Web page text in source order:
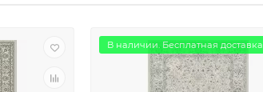
В наличии. Бесплатная доставка